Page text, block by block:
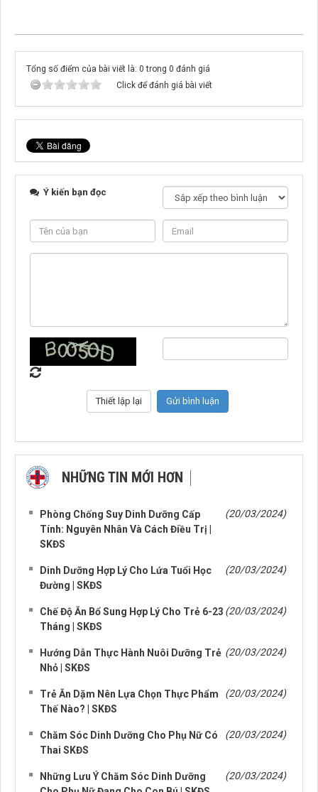
Tổng số điểm của bài viết là: 0 trong 0 đánh giá
Click để đánh giá bài viết
Ý kiến bạn đọc
NHỮNG TIN MỚI HƠN
Phòng Chống Suy Dinh Dưỡng Cấp
Tính: Nguyên Nhân Và Cách Điều Trị |
SKĐS
(20/03/2024)
Dinh Dưỡng Hợp Lý Cho Lứa Tuổi Học
Đường | SKĐS
(20/03/2024)
Chế Độ Ăn Bổ Sung Hợp Lý Cho Trẻ 6-23
Tháng | SKĐS
(20/03/2024)
Hướng Dẫn Thực Hành Nuôi Dưỡng Trẻ
Nhỏ | SKĐS
(20/03/2024)
Trẻ Ăn Dặm Nên Lựa Chọn Thực Phẩm
Thế Nào? | SKĐS
(20/03/2024)
Chăm Sóc Dinh Dưỡng Cho Phụ Nữ Có
Thai SKĐS
(20/03/2024)
Những Lưu Ý Chăm Sóc Dinh Dưỡng
(20/03/2024)